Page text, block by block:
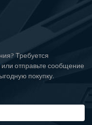
Требуется
отправьте сообщение
покупку.